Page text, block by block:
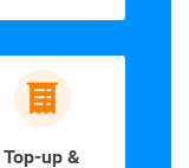
Top-up &